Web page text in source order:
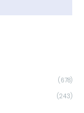
(678)
(243)